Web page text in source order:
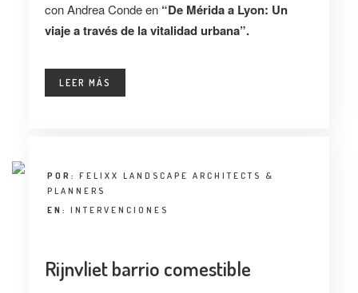
con Andrea Conde en “De Mérida a Lyon: Un
viaje a través de la vitalidad urbana”.
LEER MÁS
POR: FELIXX LANDSCAPE ARCHITECTS &
PLANNERS
EN: INTERVENCIONES
Rijnvliet barrio comestible